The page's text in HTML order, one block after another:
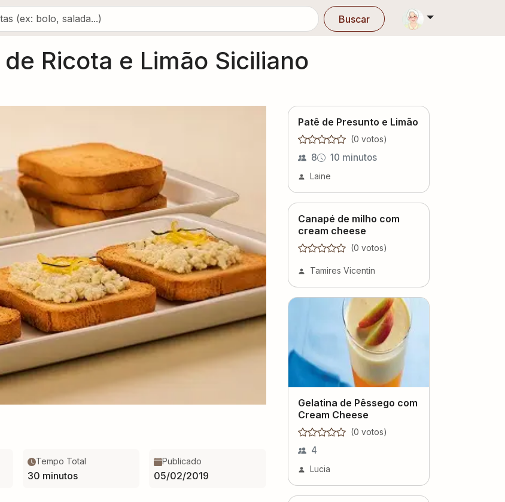
Buscar
Ricota e Limão Siciliano
Tempo Total
30 minutos
Publicado
05/02/2019
Patê de Presunto e Limão
(0 votos)
8 10 minutos
Laine
Canapé de milho com
cream cheese
(0 votos)
Tamires Vicentin
Gelatina de Pêssego com
Cream Cheese
(0 votos)
4
Lucia